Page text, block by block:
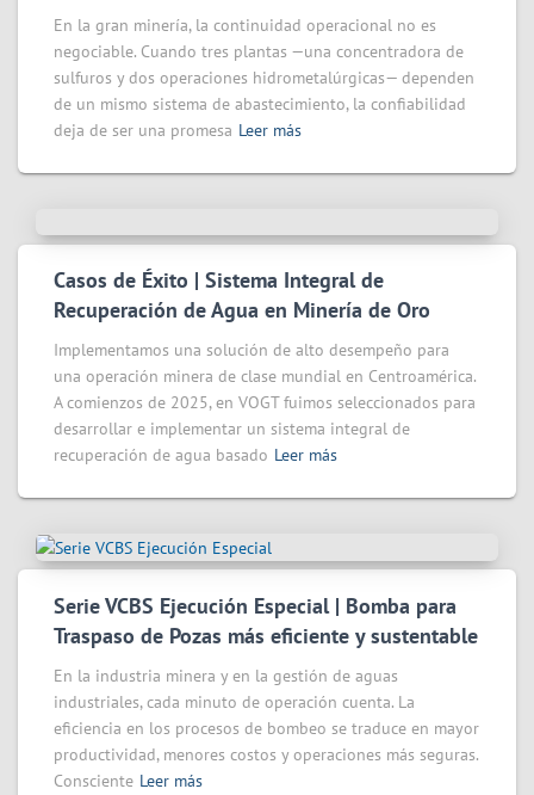
En la gran minería, la continuidad operacional no es
negociable. Cuando tres plantas —una concentradora de
sulfuros y dos operaciones hidrometalúrgicas— dependen
de un mismo sistema de abastecimiento, la confiabilidad
deja de ser una promesa Leer más
Casos de Éxito | Sistema Integral de
Recuperación de Agua en Minería de Oro
Implementamos una solución de alto desempeño para
una operación minera de clase mundial en Centroamérica.
A comienzos de 2025, en VOGT fuimos seleccionados para
desarrollar e implementar un sistema integral de
recuperación de agua basado Leer más
Serie VCBS Ejecución Especial | Bomba para
Traspaso de Pozas más eficiente y sustentable
En la industria minera y en la gestión de aguas
industriales, cada minuto de operación cuenta. La
eficiencia en los procesos de bombeo se traduce en mayor
productividad, menores costos y operaciones más seguras.
Consciente Leer más